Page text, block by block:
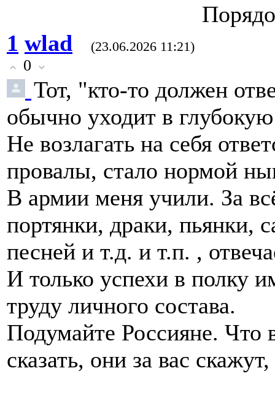
1 wlad (23.06.2026 11:21)
0
Тот, "кто-то должен
обычно уходит в
Не возлагать на себя
провалы, стало нормой
В армии меня учили. За
портянки, драки, пьянки,
песней и т.д. и т.п. ,
И только успехи в полку
труду личного состава.
Подумайте Россияне. Что
сказать, они за вас